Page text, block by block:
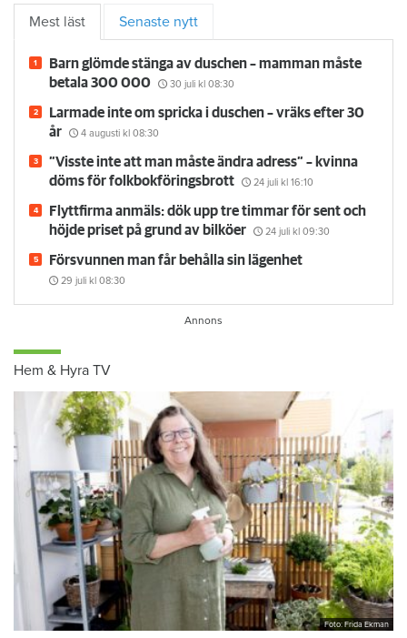
Mest läst Senaste nytt
Barn glömde stänga av duschen – mamman måste
betala 300 000
30 juli kl 08:30
Larmade inte om spricka i duschen – vräks efter 30
år
4 augusti kl 08:30
”Visste inte att man måste ändra adress” – kvinna
döms för folkbokföringsbrott
24 juli kl 16:10
Flyttfirma anmäls: dök upp tre timmar för sent och
höjde priset på grund av bilköer
24 juli kl 09:30
Försvunnen man får behålla sin lägenhet
29 juli kl 08:30
Hem & Hyra TV
Foto: Frida Ekman